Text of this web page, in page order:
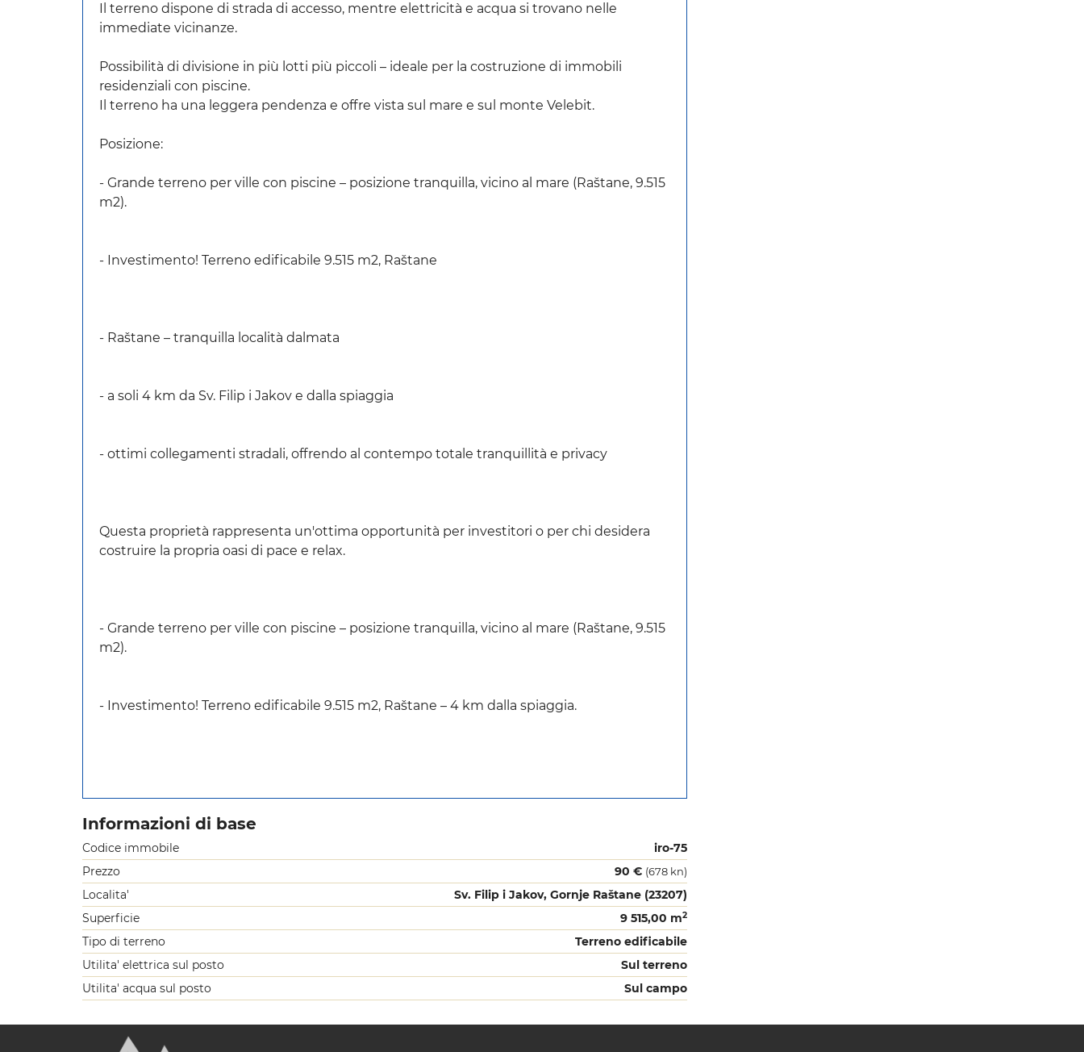
Il terreno dispone di strada di accesso, mentre elettricità e acqua si trovano nelle
immediate vicinanze.
Possibilità di divisione in più lotti più piccoli – ideale per la costruzione di immobili
residenziali con piscine.
Il terreno ha una leggera pendenza e offre vista sul mare e sul monte Velebit.
Posizione:
- Grande terreno per ville con piscine – posizione tranquilla, vicino al mare (Raštane, 9.515
m2).
- Investimento! Terreno edificabile 9.515 m2, Raštane
- Raštane – tranquilla località dalmata
- a soli 4 km da Sv. Filip i Jakov e dalla spiaggia
- ottimi collegamenti stradali, offrendo al contempo totale tranquillità e privacy
Questa proprietà rappresenta un'ottima opportunità per investitori o per chi desidera
costruire la propria oasi di pace e relax.
- Grande terreno per ville con piscine – posizione tranquilla, vicino al mare (Raštane, 9.515
m2).
- Investimento! Terreno edificabile 9.515 m2, Raštane – 4 km dalla spiaggia.
Informazioni di base
Codice immobile
iro-75
Prezzo
90 € (678 kn)
Localita'
Sv. Filip i Jakov, Gornje Raštane (23207)
Superficie
9 515,00 m2
Tipo di terreno
Terreno edificabile
Utilita' elettrica sul posto
Sul terreno
Utilita' acqua sul posto
Sul campo